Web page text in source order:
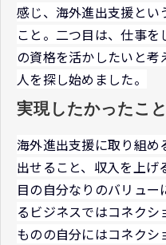
感じ、海外進出支援とい
こと。二つ目は、仕事を
の資格を活かしたいと
人を探し始めました。
実現したかったこと
海外進出支援に取り組め
出せること、収入を上げ
目の自分なりのバリュ
るビジネスではコネク
ものの自分にはコネクシ